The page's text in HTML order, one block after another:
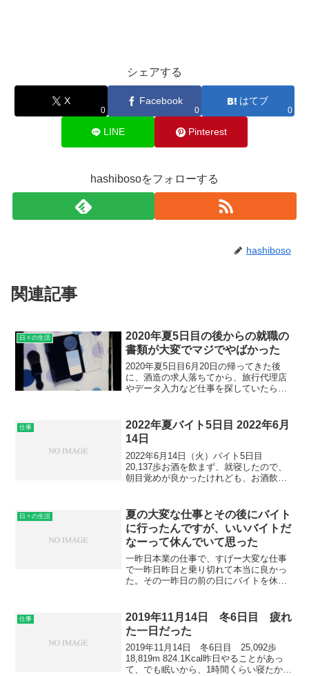
シェアする
X
0
Facebook
0
はてブ
0
LINE Pinterest
hashibosoをフォローする
hashiboso
関連記事
日々の生活
2020年夏5日目の後からの就職の
書類が大変でマジでやばかった
2020年夏5日目6月20日の帰ってきた後
に、酒造の求人落ちてから、旅行代理店
やデータ入力など仕事を探していたら、
が活かせるのでいいなーと思って。帰っ
てきてから見ていた...
仕事
2022年夏バイト5日目 2022年6月
14日
2022年6月14日（火）バイト5日目
20,137歩お酒を飲まず、就寝したので、
朝目覚めが良かったけれども、お酒飲ん
レットでいろいろものが入っていたの
で、全く出せな...
日々の生活
夏の大変な仕事とその後にバイト
に行ったんですが、いいバイトだ
なーって休んでいて思った
一昨日本業の仕事で、すげー大変な仕事
で一昨日昨日と乗り切れて本当に良かっ
た。その一昨日の前の日にバイトを休ん
すが、今年も辛かった。それで、昨日、
11時に仕事が終わって、...
仕事
2019年11月14日 冬6日目 疲れ
た一日だった
2019年11月14日 冬6日目 25,092歩
18,819m 824.1Kcal昨日やることがあっ
て、でも眠いから、1時間くらい寝たかっ